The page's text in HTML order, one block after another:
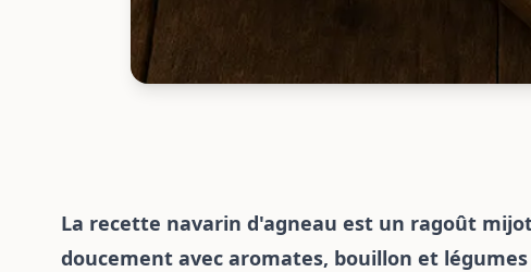
La recette navarin d'agneau est un ragoût
doucement avec aromates, bouillon et